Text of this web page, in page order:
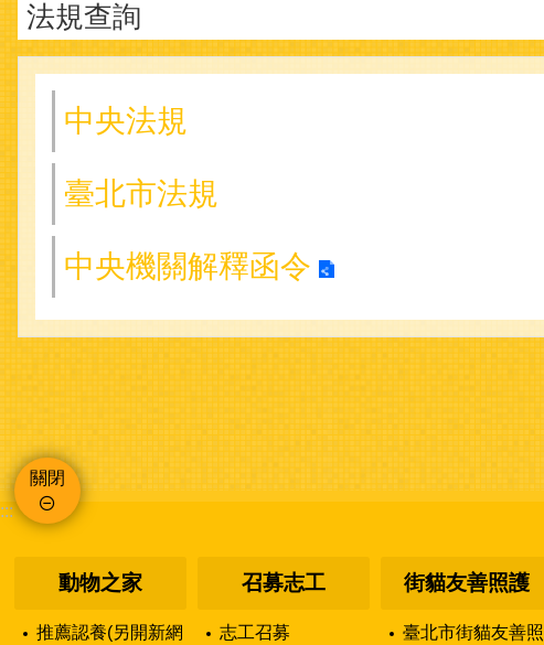
法規查詢
中央法規
臺北市法規
中央機關解釋函令
關閉
:::
動物之家
推薦認養(另開新網
召募志工
志工召募
街貓友善照護
臺北市街貓友善照